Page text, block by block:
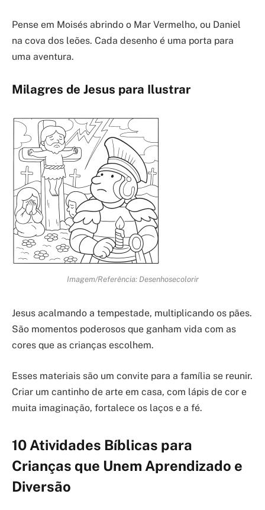
Pense em Moisés abrindo o Mar Vermelho, ou Daniel
na cova dos leões. Cada desenho é uma porta para
uma aventura.
Milagres de Jesus para Ilustrar
Imagem/Referência: Desenhosecolorir
Jesus acalmando a tempestade, multiplicando os pães.
São momentos poderosos que ganham vida com as
cores que as crianças escolhem.
Esses materiais são um convite para a família se reunir.
Criar um cantinho de arte em casa, com lápis de cor e
muita imaginação, fortalece os laços e a fé.
10 Atividades Bíblicas para
Crianças que Unem Aprendizado e
Diversão